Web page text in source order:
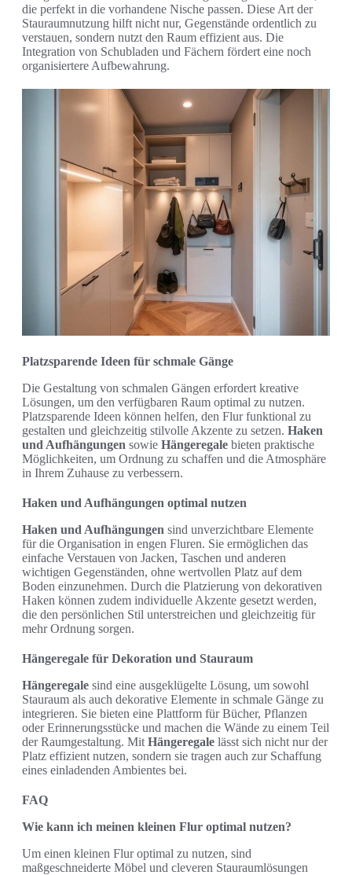
die perfekt in die vorhandene Nische passen. Diese Art der
Stauraumnutzung hilft nicht nur, Gegenstände ordentlich zu
verstauen, sondern nutzt den Raum effizient aus. Die
Integration von Schubladen und Fächern fördert eine noch
organisiertere Aufbewahrung.
Platzsparende Ideen für schmale Gänge
Die Gestaltung von schmalen Gängen erfordert kreative
Lösungen, um den verfügbaren Raum optimal zu nutzen.
Platzsparende Ideen können helfen, den Flur funktional zu
gestalten und gleichzeitig stilvolle Akzente zu setzen. Haken
und Aufhängungen sowie Hängeregale bieten praktische
Möglichkeiten, um Ordnung zu schaffen und die Atmosphäre
in Ihrem Zuhause zu verbessern.
Haken und Aufhängungen optimal nutzen
Haken und Aufhängungen sind unverzichtbare Elemente
für die Organisation in engen Fluren. Sie ermöglichen das
einfache Verstauen von Jacken, Taschen und anderen
wichtigen Gegenständen, ohne wertvollen Platz auf dem
Boden einzunehmen. Durch die Platzierung von dekorativen
Haken können zudem individuelle Akzente gesetzt werden,
die den persönlichen Stil unterstreichen und gleichzeitig für
mehr Ordnung sorgen.
Hängeregale für Dekoration und Stauraum
Hängeregale sind eine ausgeklügelte Lösung, um sowohl
Stauraum als auch dekorative Elemente in schmale Gänge zu
integrieren. Sie bieten eine Plattform für Bücher, Pflanzen
oder Erinnerungsstücke und machen die Wände zu einem Teil
der Raumgestaltung. Mit Hängeregale lässt sich nicht nur der
Platz effizient nutzen, sondern sie tragen auch zur Schaffung
eines einladenden Ambientes bei.
FAQ
Wie kann ich meinen kleinen Flur optimal nutzen?
Um einen kleinen Flur optimal zu nutzen, sind
maßgeschneiderte Möbel und cleveren Stauraumlösungen